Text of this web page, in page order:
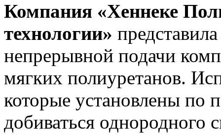
Компания «Хеннеке
технологии»
непрерывной подачи
мягких полиуретанов.
которые установлены по
добиваться однородного